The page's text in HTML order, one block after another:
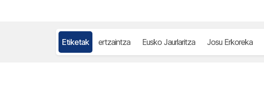
Etiketak ertzaintza Eusko Jaurlaritza Josu Erkoreka